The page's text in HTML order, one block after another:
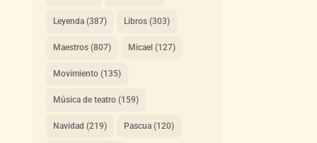
Leyenda(387) Libros(303)
Maestros(807) Micael (127)
Movimiento(135)
Música de teatro(159)
Navidad (219) Pascua(120)